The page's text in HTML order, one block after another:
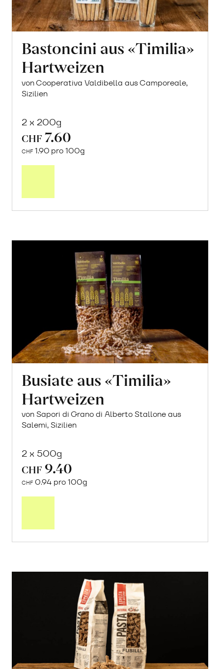
Bastoncini aus «Timilia»
Hartweizen
von Cooperativa Valdibella aus Camporeale,
Sizilien
2 x 200g
CHF 7.60
CHF 1.90 pro 100g
Busiate aus «Timilia»
Hartweizen
von Sapori di Grano di Alberto Stallone aus
Salemi, Sizilien
2 x 500g
CHF 9.40
CHF 0.94 pro 100g